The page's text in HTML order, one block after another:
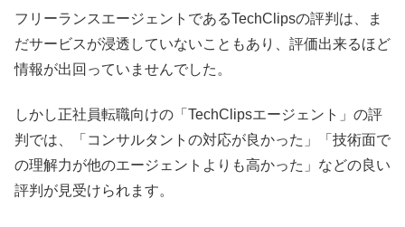
フリーランスエージェントであるTechClipsの評判は、ま
だサービスが浸透していないこともあり、評価出来るほど
情報が出回っていませんでした。
しかし正社員転職向けの「TechClipsエージェント」の評
判では、「コンサルタントの対応が良かった」「技術面で
の理解力が他のエージェントよりも高かった」などの良い
評判が見受けられます。